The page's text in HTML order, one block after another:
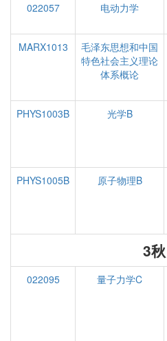
022057
电动力学
MARX1013
毛泽东思想和中国
特色社会主义理论
体系概论
PHYS1003B
光学B
PHYS1005B
原子物理B
3秋
022095 量子力学C